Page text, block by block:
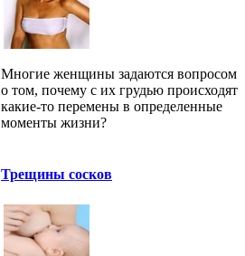
Многие женщины задаются вопросом
о том, почему с их грудью происходят
какие-то перемены в определенные
моменты жизни?
Трещины сосков